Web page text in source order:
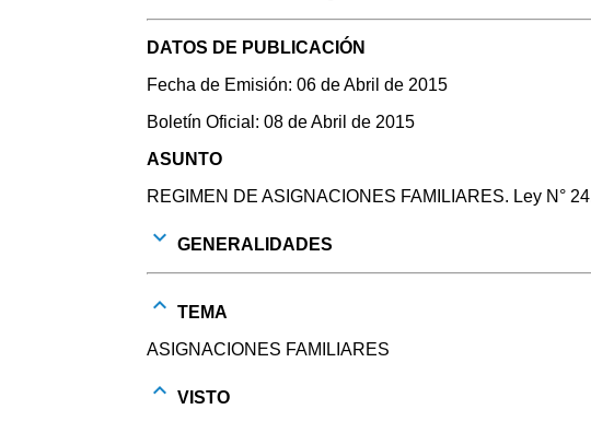
DATOS DE PUBLICACIÓN
Fecha de Emisión: 06 de Abril de 2015
Boletín Oficial: 08 de Abril de 2015
ASUNTO
REGIMEN DE ASIGNACIONES FAMILIARES. Ley N°
GENERALIDADES
TEMA
ASIGNACIONES FAMILIARES
VISTO